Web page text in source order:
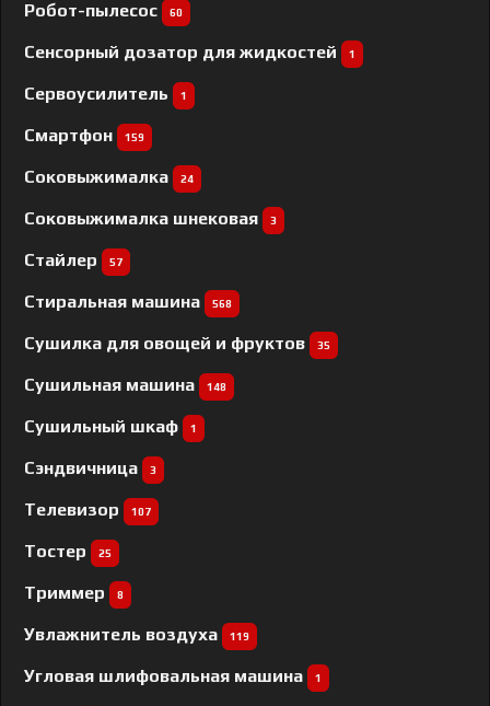
Робот-пылесос 60
Сенсорный дозатор для жидкостей 1
Сервоусилитель 1
Смартфон 159
Соковыжималка 24
Соковыжималка шнековая 3
Стайлер 57
Стиральная машина 568
Сушилка для овощей и фруктов 35
Сушильная машина 148
Сушильный шкаф 1
Сэндвичница 3
Телевизор 107
Тостер 25
Триммер 8
Увлажнитель воздуха 119
Угловая шлифовальная машина 1